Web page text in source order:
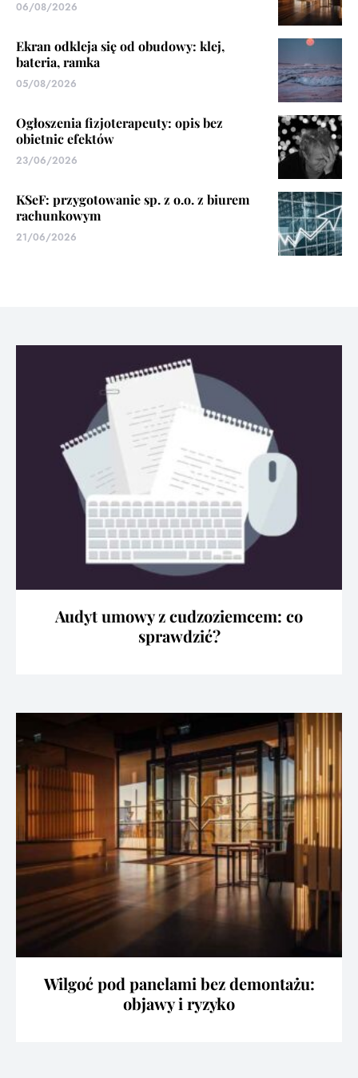
06/08/2026
Ekran odkleja się od obudowy: klej,
bateria, ramka
05/08/2026
Ogłoszenia fizjoterapeuty: opis bez
obietnic efektów
23/06/2026
KSeF: przygotowanie sp. z o.o. z biurem
rachunkowym
21/06/2026
Audyt umowy z cudzoziemcem: co
sprawdzić?
Wilgoć pod panelami bez demontażu:
objawy i ryzyko